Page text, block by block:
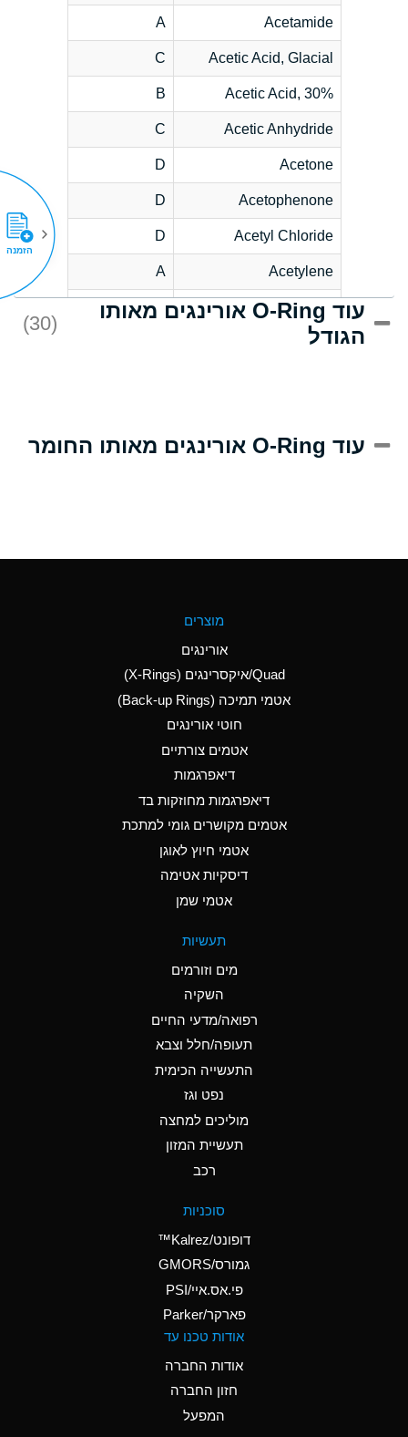
Acetamide
A
Acetic Acid, Glacial
C
Acetic Acid, 30%
B
Acetic Anhydride
C
Acetone
D
Acetophenone
D
Acetyl Chloride
D
Acetylene
A
Acrlylonitrile
D
Adipic Acid
(Aqueous)
Aluminum Nitrate
(Aqueous)
Aluminum Phosphate
Ammonia Anhydrous
B
Ammonia Gas (cold)
A
Ammonia Gas (hot)
Ammonium Hydroxide
D
Ammonium Nitrate
Ammonium Nitrite
Ammonium Persulfate
Ammonium Phosphate
A
Ammonium Sulfate
A
Amyl Acetate (Banana
עוד O-Ring אורינגים מאותו
הגודל
(30)
עוד O-Ring אורינגים מאותו החומר
מוצרים
אורינגים
Quad/איקסרינגים (X-Rings)
אטמי תמיכה (Back-up Rings)
חוטי אורינגים
אטמים צורתיים
דיאפרגמות
דיאפרגמות מחוזקות בד
אטמים מקושרים גומי למתכת
אטמי חיוץ לאוגן
דיסקיות אטימה
אטמי שמן
תעשיות
מים וזורמים
השקיה
רפואה/מדעי החיים
תעופה/חלל וצבא
התעשייה הכימית
נפט וגז
מוליכים למחצה
תעשיית המזון
רכב
סוכניות
דופונט/Kalrez™
גמורס/GMORS
פי.אס.איי/PSI
פארקר/Parker
אודות טכנו עד
אודות החברה
חזון החברה
המפעל
הזמנה